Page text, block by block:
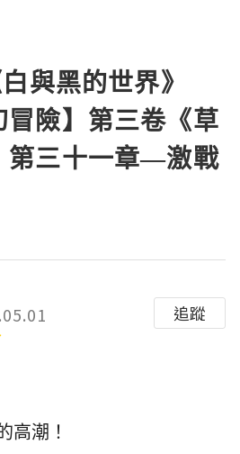
與黑的世界》
冒險】第三卷《草
第三十一章—激戰
追蹤
高潮！